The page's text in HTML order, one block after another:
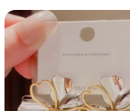
and resistant to
Design**
are a testament to
wear. The fleur-
piece for a